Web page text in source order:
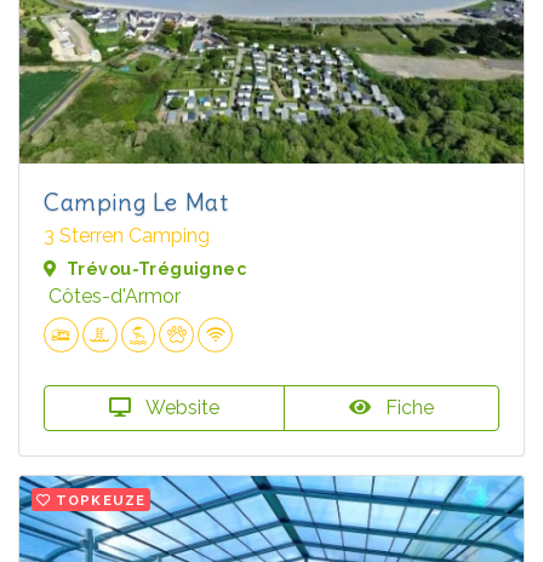
Camping Le Mat
3 Sterren Camping
Trévou-Tréguignec
Côtes-d'Armor
Website Fiche
TOPKEUZE